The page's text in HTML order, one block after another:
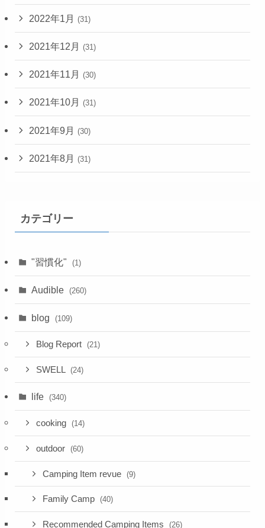
2022年1月 (31)
2021年12月 (31)
2021年11月 (30)
2021年10月 (31)
2021年9月 (30)
2021年8月 (31)
カテゴリー
"習慣化" (1)
Audible (260)
blog (109)
Blog Report (21)
SWELL (24)
life (340)
cooking (14)
outdoor (60)
Camping Item revue (9)
Family Camp (40)
Recommended Camping Items (26)